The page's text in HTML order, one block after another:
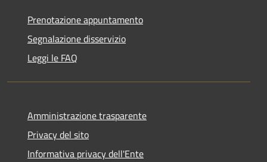
Prenotazione appuntamento
Segnalazione disservizio
Leggi le FAQ
Amministrazione trasparente
Privacy del sito
Informativa privacy dell'Ente